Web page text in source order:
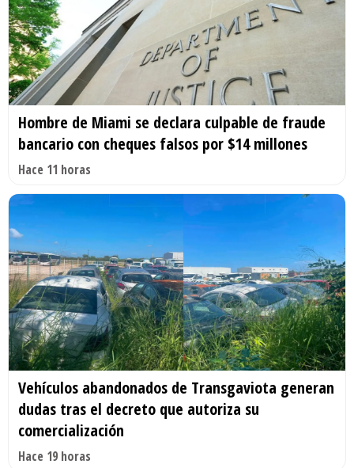
Hombre de Miami se declara culpable de fraude
bancario con cheques falsos por $14 millones
Hace 11 horas
Vehículos abandonados de Transgaviota generan
dudas tras el decreto que autoriza su
comercialización
Hace 19 horas